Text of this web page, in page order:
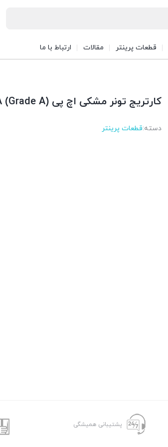
قطعات پرینتر مقالات ارتباط با ما
کارتریج تونر مشکی اچ پی HP 42A (Grade A)
دسته:قطعات پرینتر
پشتیبانی همیشگی